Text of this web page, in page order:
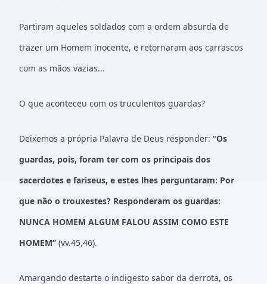
Partiram aqueles soldados com a ordem absurda de
trazer um Homem inocente, e retornaram aos carrascos
com as mãos vazias...
O que aconteceu com os truculentos guardas?
Deixemos a própria Palavra de Deus responder: “Os
guardas, pois, foram ter com os principais dos
sacerdotes e fariseus, e estes lhes perguntaram: Por
que não o trouxestes? Responderam os guardas:
NUNCA HOMEM ALGUM FALOU ASSIM COMO ESTE
HOMEM” (vv.45,46).
Amargando destarte o indigesto sabor da derrota, os